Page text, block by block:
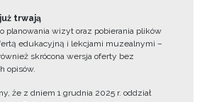
trwają
planowania wizyt oraz pobierania plików
edukacyjną i lekcjami muzealnymi –
skrócona wersja oferty bez
opisów.
że z dniem 1 grudnia 2025 r. oddział